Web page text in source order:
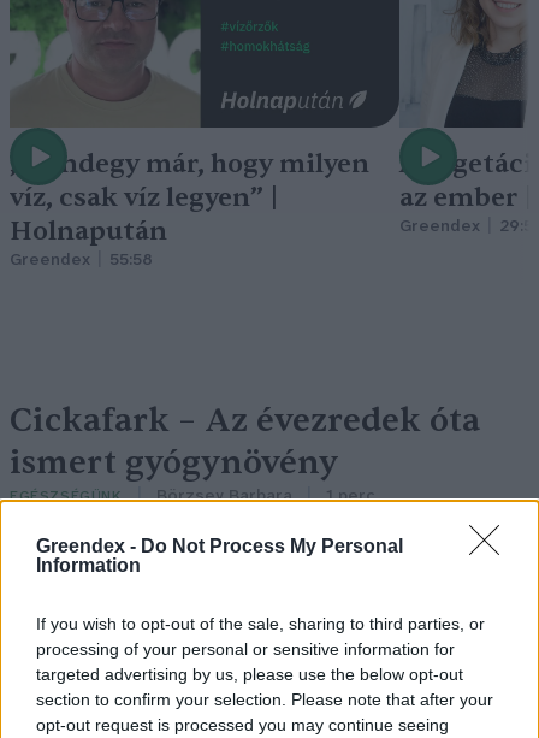
Greendex - Do Not Process My Personal
Information
If you wish to opt-out of the sale, sharing to third parties, or
processing of your personal or sensitive information for
targeted advertising by us, please use the below opt-out
section to confirm your selection. Please note that after your
opt-out request is processed you may continue seeing
„Mindegy már, hogy milyen
víz, csak víz legyen” |
Holnapután
Greendex 55:58
A
az ember
Greendex
Cickafark – Az évezredek óta
ismert gyógynövény
EGÉSZSÉGÜNK Börzsey Barbara 1 perc